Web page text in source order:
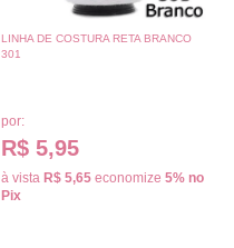
LINHA DE COSTURA RETA BRANCO
301
por:
R$ 5,95
à vista R$ 5,65 economize 5% no
Pix